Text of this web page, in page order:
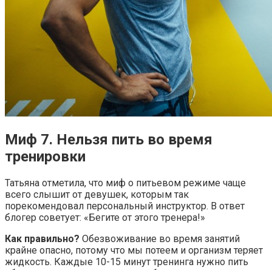
Миф 7. Нельзя пить во время
тренировки
Татьяна отметила, что миф о питьевом режиме чаще
всего слышит от девушек, которым так
порекомендовал персональный инструктор. В ответ
блогер советует: «Бегите от этого тренера!»
Как правильно? Обезвоживание во время занятий
крайне опасно, потому что мы потеем и организм теряет
жидкость. Каждые 10-15 минут тренинга нужно пить